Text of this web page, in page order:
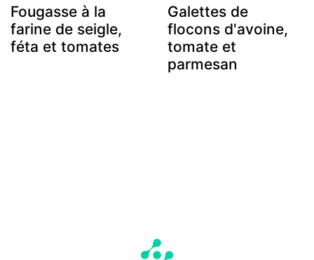
Fougasse à la
farine de seigle,
féta et tomates
Galettes de
flocons d'avoine,
tomate et
parmesan